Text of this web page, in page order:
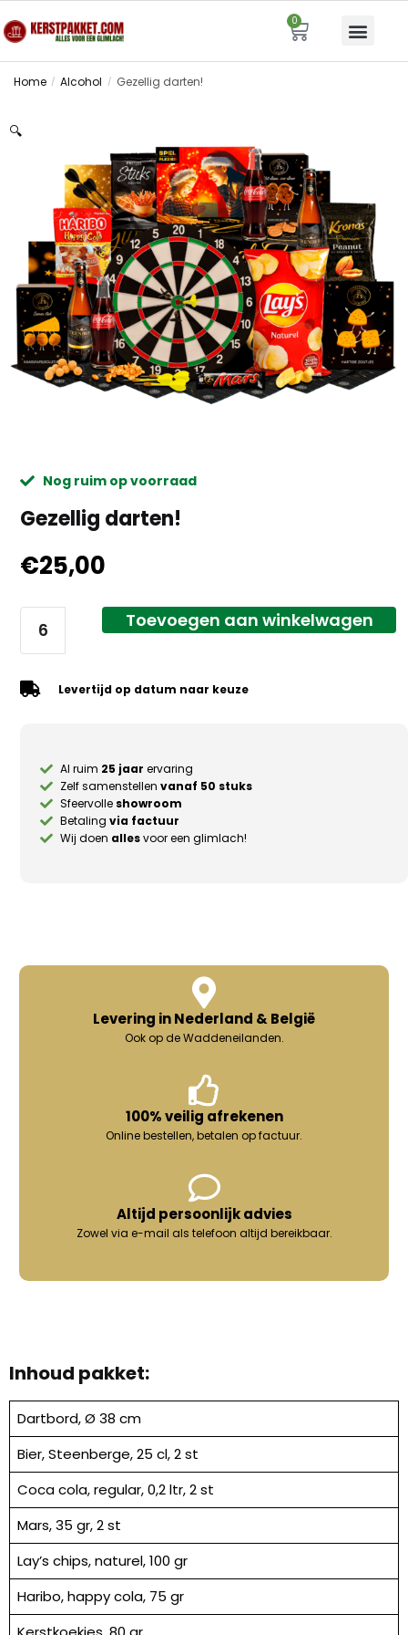
0
Home / Alcohol / Gezellig darten!
🔍
Nog ruim op voorraad
Gezellig darten!
€25,00
Toevoegen aan winkelwagen
Levertijd op datum naar keuze
Al ruim 25 jaar ervaring
Zelf samenstellenvanaf 50 stuks
Sfeervolle showroom
Betalingvia factuur
Wij doen allesvoor een glimlach!
Levering in Nederland & België
Ook op de Waddeneilanden.
100% veilig afrekenen
Online bestellen, betalen op factuur.
Altijd persoonlijk advies
Zowel via e-mail als telefoon altijd bereikbaar.
Inhoud pakket:
Dartbord, Ø 38 cm
Bier, Steenberge, 25 cl, 2 st
Coca cola, regular, 0,2 ltr, 2 st
Mars, 35 gr, 2 st
Lay’s chips, naturel, 100 gr
Haribo, happy cola, 75 gr